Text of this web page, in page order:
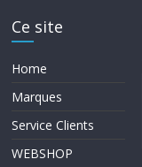
Ce site
Home
Marques
Service Clients
WEBSHOP